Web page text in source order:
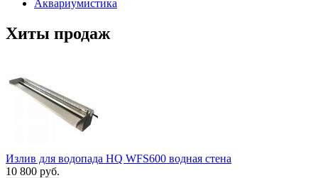
Аквариумистика
Хиты продаж
Излив для водопада HQ WFS600 водная стена
10 800 руб.